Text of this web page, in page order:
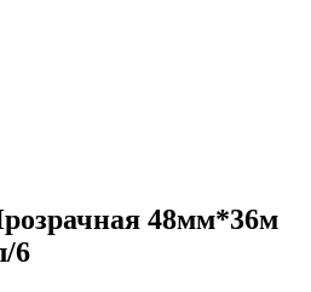
48мм*36м
6